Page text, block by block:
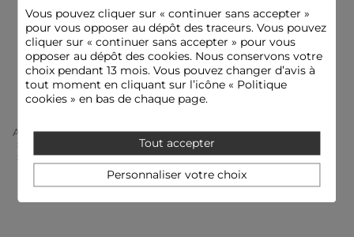
Pantalons droits Pantalons
Pantalon taille haute
Accueil Vêtements Femme
Pantalons Femme
Pantalons Droits Femme
Pantalon Droit À Pinces Blanc Femme
Vous pouvez cliquer sur « continuer sans accepter»
pour vous opposer au dépôt des traceurs. Vous pouvez
cliquer sur « continuer sans accepter » pour vous
opposer au dépôt des cookies. Nous conservons votre
choix pendant 13 mois. Vous pouvez changer d’avis à
tout moment en cliquant sur l’icône « Politique
cookies » en bas de chaque page.
Tout accepter
Personnaliser votre choix